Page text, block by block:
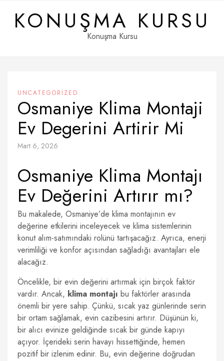
contentKONUŞMA KURSU
Konuşma Kursu
UNCATEGORIZED
Osmaniye Klima Montaji
Ev Degerini Artirir Mi
Mart 6, 2026
Osmaniye Klima Montajı
Ev Değerini Artırır mı?
Bu makalede, Osmaniye’de klima montajının ev
değerine etkilerini inceleyecek ve klima sistemlerinin
konut alım-satımındaki rolünü tartışacağız. Ayrıca, enerji
verimliliği ve konfor açısından sağladığı avantajları ele
alacağız.
Öncelikle, bir evin değerini artırmak için birçok faktör
vardır. Ancak, klima montajı bu faktörler arasında
önemli bir yere sahip. Çünkü, sıcak yaz günlerinde serin
bir ortam sağlamak, evin cazibesini artırır. Düşünün ki,
bir alıcı evinize geldiğinde sıcak bir günde kapıyı
açıyor. İçerideki serin havayı hissettiğinde, hemen
pozitif bir izlenim edinir. Bu, evin değerine doğrudan